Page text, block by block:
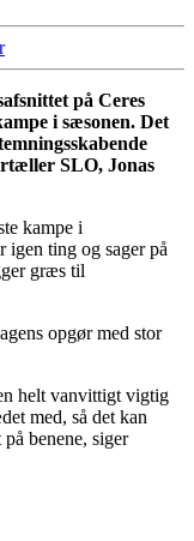
på Ceres
i sæsonen. Det
SLO, Jonas
kampe i
igen ting og sager på
græs til
opgør med stor
helt vanvittigt vigtig
med, så det kan
benene, siger